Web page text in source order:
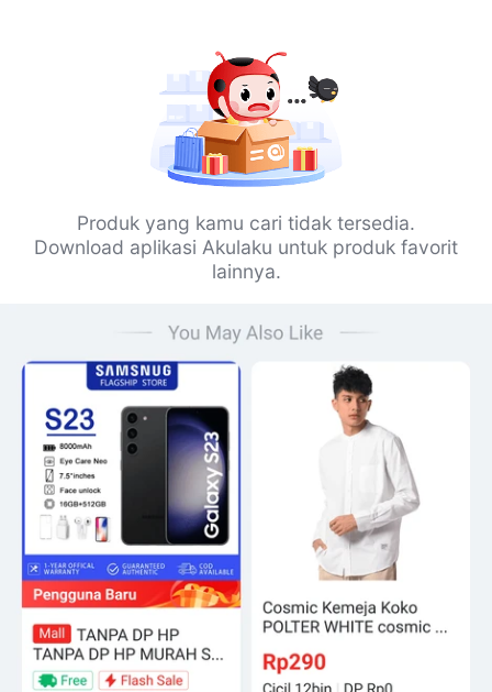
Produk yang kamu cari tidak tersedia.
Download aplikasi Akulaku untuk produk favorit
lainnya.